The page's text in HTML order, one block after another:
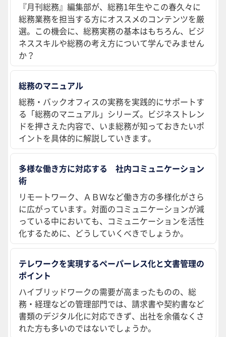
『月刊総務』編集部が、総務1年生やこの春久々に
総務業務を担当する方にオススメのコンテンツを厳
選。この機会に、総務実務の基本はもちろん、ビジ
ネススキルや総務の考え方について学んでみません
か？
総務のマニュアル
総務・バックオフィスの実務を実践的にサポートす
る「総務のマニュアル」シリーズ。ビジネストレン
ドを押さえた内容で、いま総務が知っておきたいポ
イントを具体的に解説していきます。
多様な働き方に対応する 社内コミュニケーション
術
リモートワーク、ＡＢＷなど働き方の多様化がさら
に広がっています。対面のコミュニケーションが減
っている中においても、コミュニケーションを活性
化するために、どうしていくべきでしょうか。
テレワークを実現するペーパーレス化と文書管理の
ポイント
ハイブリッドワークの需要が高まったものの、総
務・経理などの管理部門では、請求書や契約書など
書類のデジタル化に対応できず、出社を余儀なくさ
れた方も多いのではないでしょうか。